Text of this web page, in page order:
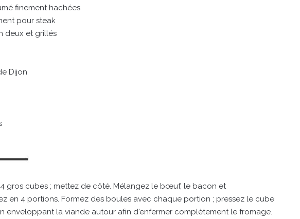
finement hachées
pour steak
deux et grillés
Dijon
gros cubes ; mettez de côté. Mélangez le bœuf, le bacon et
en 4 portions. Formez des boules avec chaque portion ; pressez le cube
enveloppant la viande autour afin d'enfermer complètement le fromage.